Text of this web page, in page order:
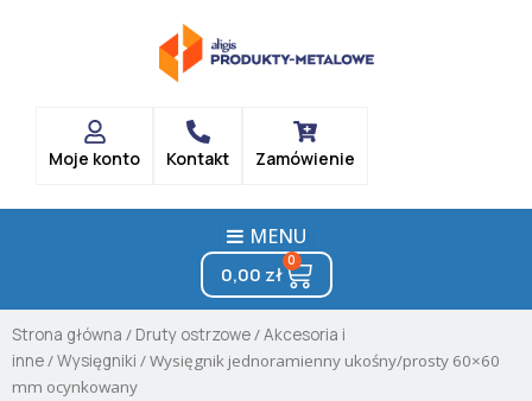
Moje konto Kontakt Zamówienie
MENU
0,00 zł
0
Cart
Strona główna / Druty ostrzowe/Akcesoria i
inne/Wysięgniki / Wysięgnik jednoramienny ukośny/prosty 60×60
mm ocynkowany